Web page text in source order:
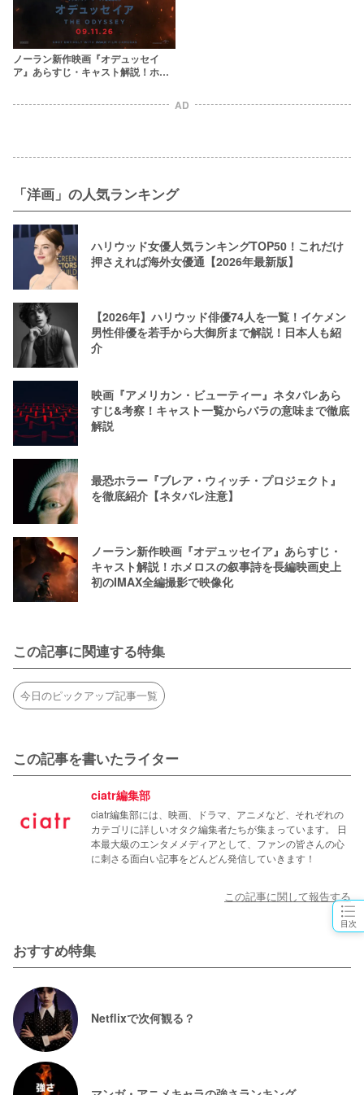
目次
ノーラン新作映画『オデュッセイ
ア』あらすじ・キャスト解説！ホメ
AD
「洋画」の人気ランキング
ハリウッド女優人気ランキングTOP50！これだけ
押さえれば海外女優通【2026年最新版】
【2026年】ハリウッド俳優74人を一覧！イケメン
男性俳優を若手から大御所まで解説！日本人も紹
介
映画『アメリカン・ビューティー』ネタバレあら
すじ&考察！キャスト一覧からバラの意味まで徹底
解説
最恐ホラー『ブレア・ウィッチ・プロジェクト』
を徹底紹介【ネタバレ注意】
ノーラン新作映画『オデュッセイア』あらすじ・
キャスト解説！ホメロスの叙事詩を長編映画史上
初のIMAX全編撮影で映像化
この記事に関連する特集
今日のピックアップ記事一覧
この記事を書いたライター
ciatr編集部
ciatr編集部には、映画、ドラマ、アニメなど、それぞれの
カテゴリに詳しいオタク編集者たちが集まっています。 日
本最大級のエンタメメディアとして、ファンの皆さんの心
に刺さる面白い記事をどんどん発信していきます！
この記事に関して報告する
おすすめ特集
Netflixで次何観る？